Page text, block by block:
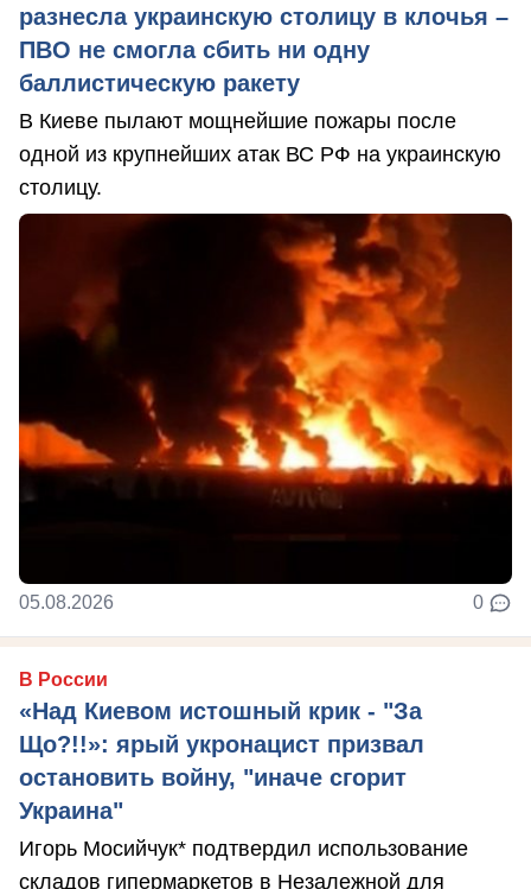
разнесла украинскую столицу в клочья –
ПВО не смогла сбить ни одну
баллистическую ракету
В Киеве пылают мощнейшие пожары после
одной из крупнейших атак ВС РФ на украинскую
столицу.
05.08.2026 0
В России
«Над Киевом истошный крик - "За
Що?!!»: ярый укронацист призвал
остановить войну, "иначе сгорит
Украина"
Игорь Мосийчук* подтвердил использование
складов гипермаркетов в Незалежной для